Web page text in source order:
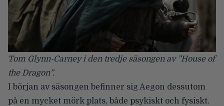
Tom Glynn-Carney i den tredje säsongen av ”House of
the Dragon”.
I början av säsongen befinner sig Aegon dessutom
på en mycket mörk plats, både psykiskt och fysiskt.